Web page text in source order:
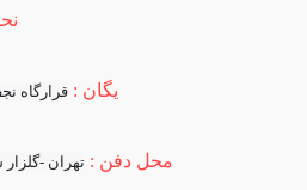
یگان : قرارگاه
محل دفن : تهران -